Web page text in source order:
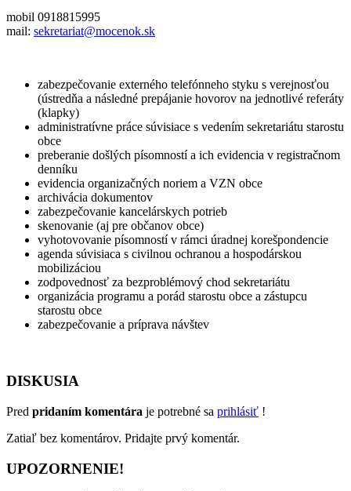
mobil 0918815995
mail: sekretariat@mocenok.sk
zabezpečovanie externého telefónneho styku s verejnosťou
(ústredňa a následné prepájanie hovorov na jednotlivé referáty
(klapky)
administratívne práce súvisiace s vedením sekretariátu starostu
obce
preberanie došlých písomností a ich evidencia v registračnom
denníku
evidencia organizačných noriem a VZN obce
archivácia dokumentov
zabezpečovanie kancelárskych potrieb
skenovanie (aj pre občanov obce)
vyhotovovanie písomností v rámci úradnej korešpondencie
agenda súvisiaca s civilnou ochranou a hospodárskou
mobilizáciou
zodpovednosť za bezproblémový chod sekretariátu
organizácia programu a porád starostu obce a zástupcu
starostu obce
zabezpečovanie a príprava návštev
DISKUSIA
Pred pridaním komentára je potrebné sa prihlásiť !
Zatiaľ bez komentárov. Pridajte prvý komentár.
UPOZORNENIE!